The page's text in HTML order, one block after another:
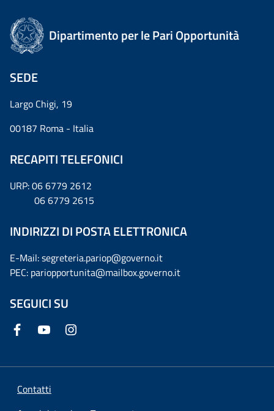
Dipartimento per le Pari Opportunità
SEDE
Largo Chigi, 19
00187 Roma - Italia
RECAPITI TELEFONICI
URP: 06 6779 2612
06 6779 2615
INDIRIZZI DI POSTA ELETTRONICA
E-Mail: segreteria.pariop@governo.it
PEC: pariopportunita@mailbox.governo.it
SEGUICI SU
Contatti